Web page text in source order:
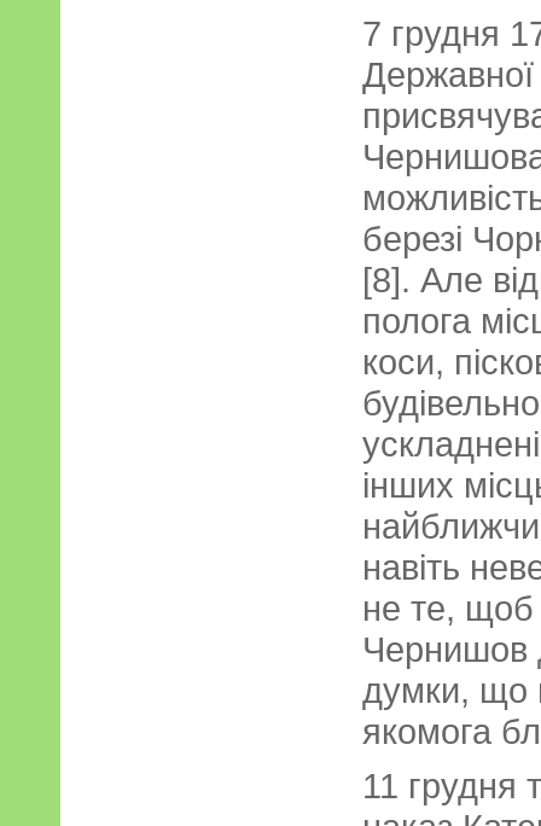
7 грудня
березі
[8]. Але
полога
коси,
інших
навіть
не те,
Чернишов
думки, що
якомога
11 грудня